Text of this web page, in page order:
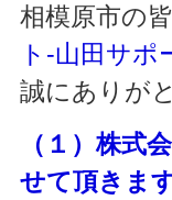
相模原市の
ト‐山田サ
誠にありが
（１）株式
せて頂きま